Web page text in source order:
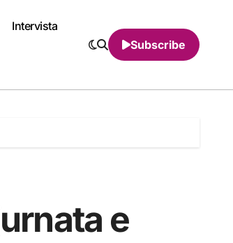
Intervista
Subscribe
e